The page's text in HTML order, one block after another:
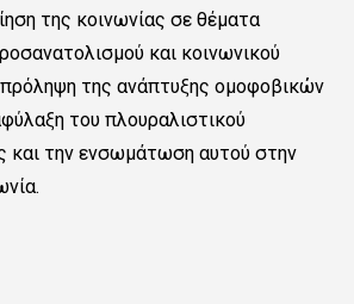
της κοινωνίας σε θέματα
και κοινωνικού
πρόληψη της ανάπτυξης ομοφοβικών
του πλουραλιστικού
και την ενσωμάτωση αυτού στην